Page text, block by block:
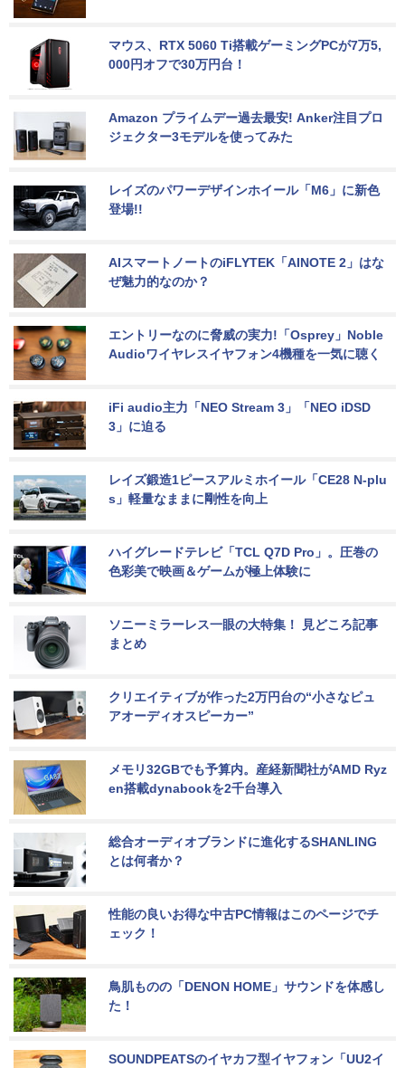
マウス、RTX 5060 Ti搭載ゲーミングPCが7万5,
000円オフで30万円台！
Amazon プライムデー過去最安! Anker注目プロ
ジェクター3モデルを使ってみた
レイズのパワーデザインホイール「M6」に新色
登場!!
AIスマートノートのiFLYTEK「AINOTE 2」はな
ぜ魅力的なのか？
エントリーなのに脅威の実力!「Osprey」Noble
Audioワイヤレスイヤフォン4機種を一気に聴く
iFi audio主力「NEO Stream 3」「NEO iDSD
3」に迫る
レイズ鍛造1ピースアルミホイール「CE28 N-plu
s」軽量なままに剛性を向上
ハイグレードテレビ「TCL Q7D Pro」。圧巻の
色彩美で映画＆ゲームが極上体験に
ソニーミラーレス一眼の大特集！ 見どころ記事
まとめ
クリエイティブが作った2万円台の“小さなピュ
アオーディオスピーカー”
メモリ32GBでも予算内。産経新聞社がAMD Ryz
en搭載dynabookを2千台導入
総合オーディオブランドに進化するSHANLING
とは何者か？
性能の良いお得な中古PC情報はこのページでチ
ェック！
鳥肌ものの「DENON HOME」サウンドを体感し
た！
SOUNDPEATSのイヤカフ型イヤフォン「UU2イ